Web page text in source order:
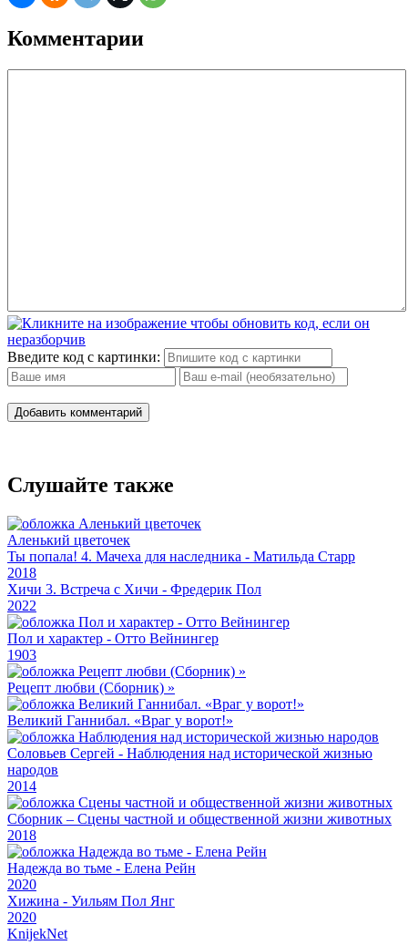
Комментарии
Введите код с картинки:
Добавить комментарий
Слушайте также
Аленький цветочек
Ты попала! 4. Мачеха для наследника - Матильда Старр
2018
Хичи 3. Встреча с Хичи - Фредерик Пол
2022
Пол и характер - Отто Вейнингер
1903
Рецепт любви (Сборник) »
Великий Ганнибал. «Враг у ворот!»
Соловьев Сергей - Наблюдения над исторической жизнью
народов
2014
Сборник – Сцены частной и общественной жизни животных
2018
Надежда во тьме - Елена Рейн
2020
Хижина - Уильям Пол Янг
2020
KnijekNet